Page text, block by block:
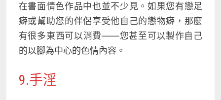
在書面情色作品中也並不少見。如果您有戀足
癖或幫助您的伴侶享受他自己的戀物癖，那麼
有很多東西可以消費——您甚至可以製作自己
的以腳為中心的色情內容。
9.手淫